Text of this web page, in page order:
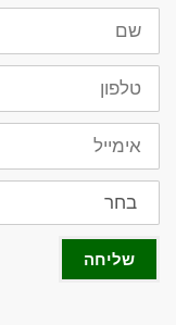
שם
טלפון
אימייל
מתעניין
בביטוח
שליחה